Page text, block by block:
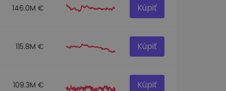
146.0M € Kúpiť
115.8M € Kúpiť
109.3M € Kúpiť